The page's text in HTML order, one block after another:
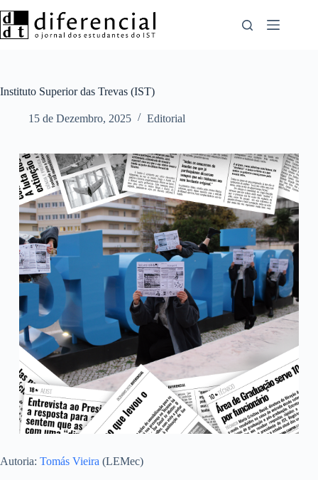
para
o
Instituto Superior das Trevas (IST)
15 de Dezembro, 2025 Editorial
Autoria: Tomás Vieira (LEMec)